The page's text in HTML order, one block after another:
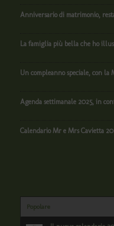
Anniversario di matrimonio,
La famiglia più bella che ho
Un compleanno speciale, con la
Agenda settimanale 2025, in
Calendario Mr e Mrs Cavietta
Popolare